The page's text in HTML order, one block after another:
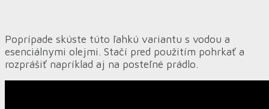
Poprípade skúste túto ľahkú variantu s vodou a
esenciálnymi olejmi. Stačí pred použitím pohrkať a
rozprášiť napríklad aj na posteľné prádlo.